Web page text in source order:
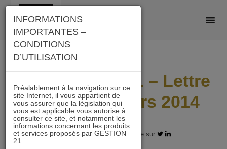
Skip
content
IMMOBILIER 21 – Lettre
mensuelle Mars 2014
21.03.2014 - Partagez l'article sur
INFORMATIONS
IMPORTANTES –
CONDITIONS
D’UTILISATION
Préalablement à la navigation sur ce
site Internet, il vous appartient de
vous assurer que la législation qui
vous est applicable vous autorise à
consulter ce site, et notamment les
informations concernant les produits
et services proposés par GESTION
21.